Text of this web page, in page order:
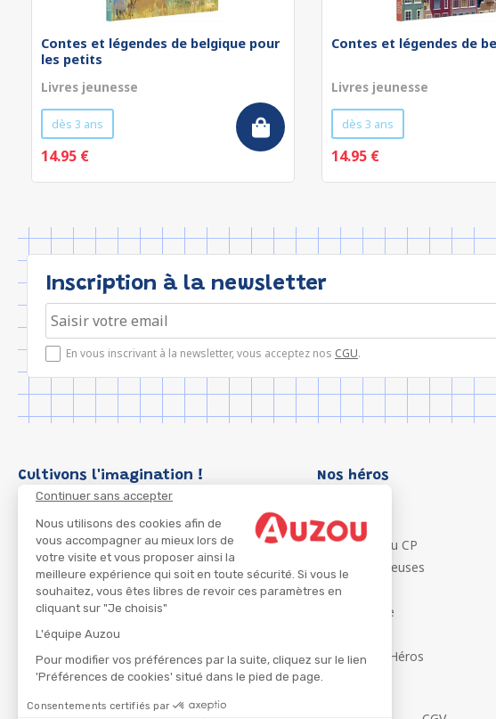
Continuer sans accepter
Nous utilisons des cookies afin de
vous accompagner au mieux lors de
votre visite et vous proposer ainsi la
meilleure expérience qui soit en toute sécurité. Si vous le
souhaitez, vous êtes libres de revoir ces paramètres en
cliquant sur "Je choisis"
L'équipe Auzou
Pour modifier vos préférences par la suite, cliquez sur le lien
'Préférences de cookies' situé dans le pied de page.
Consentements certifiés par
Contes et légendes de belgique pour
les petits
Livres jeunesse
dès 3 ans
14.95 €
Contes et légendes de
Livres jeunesse
dès 3 ans
14.95 €
Inscription à la newsletter
En vous inscrivant à la newsletter, vous acceptez nos CGU.
Cultivons l'imagination ! Nos héros
P'tit Loup
Les Héros du CP
Les Influenceuses
Migali
Petite Taupe
Ma Boîte à Héros